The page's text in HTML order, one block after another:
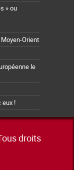
» ou
Orient
le
eux !
droits